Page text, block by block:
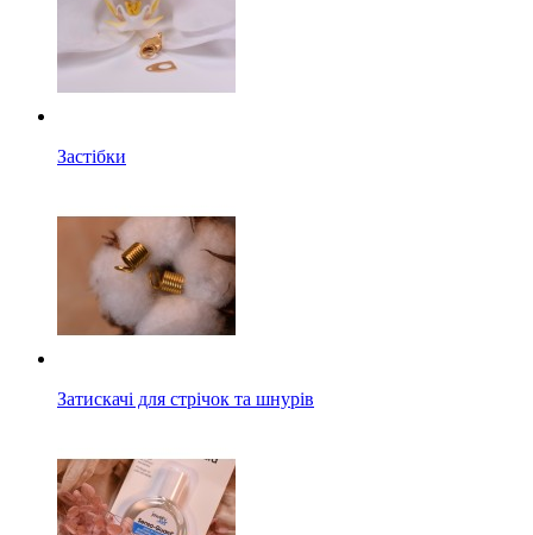
Застібки
Затискачі для стрічок та шнурів